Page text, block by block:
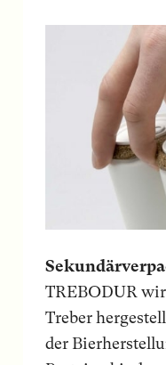
TREBODUR
Treber
der